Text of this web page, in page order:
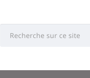
Université